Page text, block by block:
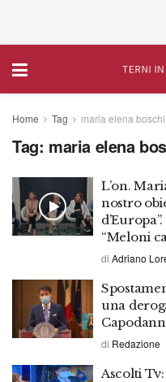
Home Tag maria elena boschi
Tag: maria elena
L’on.
nostro
“Meloni
di Adriano
una
di Redazione
Ascolti